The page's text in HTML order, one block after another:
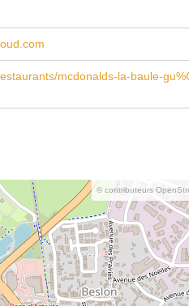
mcdonalds-la-baule-
© contributeurs